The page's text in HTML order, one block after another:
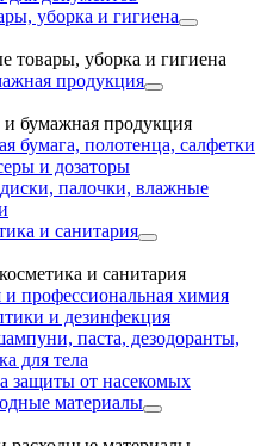
уборка и гигиена
товары, уборка и гигиена
продукция
и бумажная продукция
бумага, полотенца, салфетки
и дозаторы
палочки, влажные
и санитария
и санитария
и профессиональная химия
и дезинфекция
паста, дезодоранты,
для тела
защиты от насекомых
материалы